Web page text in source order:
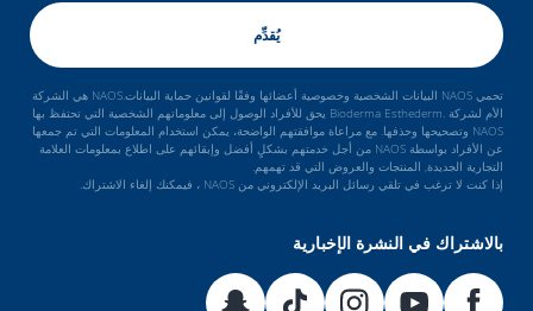
تحمي NAOS البيانات الشخصية وخصوصية أعضائها وفقًا لقوانين حماية البيانات.NAOS هي الشركة
الأم لشركة .Bioderma Esthederm يحق للأفراد الوصول إلى معلوماتهم الشخصية التي تحتفظ بها
NAOS وتصحيحها وحذفها. مع مراعاة موافقتهم الواضحة، يمكن استخدام المعلومات التي تم جمعها
عن الأفراد بواسطة NAOS من أجل خدمتهم بشكلٍ أفضل وإبقائهم على اطلاع بمعلومات العلامة
التجارية الجديدة, المنتجات والعروض التي قد تهمهم.
إذا كنت لا ترغب في تلقي رسائل البريد الإلكتروني من NAOS ، فيمكنك إلغاء الاشتراك.
بالاشتراك في النشرة الإخبارية